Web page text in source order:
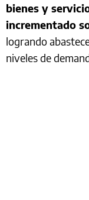
bienes y
incrementado
logrando
niveles de